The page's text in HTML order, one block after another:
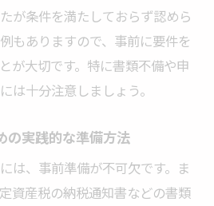
が条件を満たしておらず認めら
もありますので、事前に要件を
が大切です。特に書類不備や申
は十分注意しましょう。
の実践的な準備方法
は、事前準備が不可欠です。ま
資産税の納税通知書などの書類